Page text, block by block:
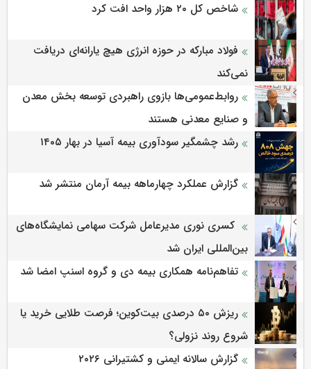
شاخص کل ۲۰ هزار واحد افت کرد
فولاد مبارکه در حوزه انرژی هیچ یارانه‌ای دریافت
نمی‌کند
روابط‌‌عمومی‌ها بازوی راهبردی توسعه بخش معدن
و صنایع معدنی هستند
رشد چشمگیر سودآوری بیمه آسیا در بهار ۱۴۰۵
گزارش عملکرد چهارماهه بیمه آرمان منتشر شد
کسری نوری مدیرعامل شرکت سهامی نمایشگاه‌های
بین‌المللی ایران شد
تفاهم‌نامه همکاری بیمه دی و گروه اسنپ امضا شد
ریزش ۵۰ درصدی بیت‌کوین؛ فرصت طلایی خرید یا
شروع روند نزولی؟
گزارش سالانه ایمنی و كشتیرانی ۲۰۲۶